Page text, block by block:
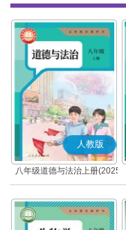
人教版
八年级道德与法治上册(2025
秋版)(部编版)